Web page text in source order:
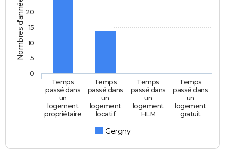
Nombres d'années
Gergny
Temps
passé dans
un
logement
propriétaire
Temps
passé dans
un
logement
locatif
Temps
passé dans
un
logement
HLM
Temps
passé dans
un
logement
gratuit
0
5
10
15
20